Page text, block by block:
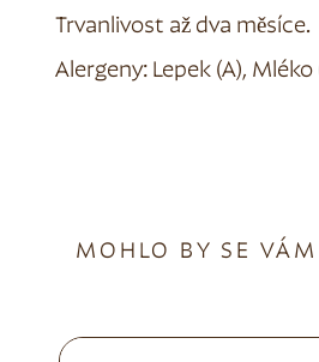
Trvanlivost až dva měsíce.
Alergeny: Lepek (A), Mléko
MOHLO BY SE